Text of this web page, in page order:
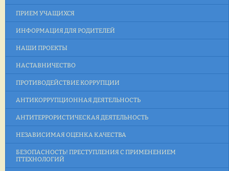
ПРИЕМ УЧАЩИХСЯ
ИНФОРМАЦИЯ ДЛЯ РОДИТЕЛЕЙ
НАШИ ПРОЕКТЫ
НАСТАВНИЧЕСТВО
ПРОТИВОДЕЙСТВИЕ КОРРУПЦИИ
АНТИКОРРУПЦИОННАЯ ДЕЯТЕЛЬНОСТЬ
АНТИТЕРРОРИСТИЧЕСКАЯ ДЕЯТЕЛЬНОСТЬ
НЕЗАВИСИМАЯ ОЦЕНКА КАЧЕСТВА
БЕЗОПАСНОСТЬ! ПРЕСТУПЛЕНИЯ С ПРИМЕНЕНИЕМ
ITТЕХНОЛОГИЙ